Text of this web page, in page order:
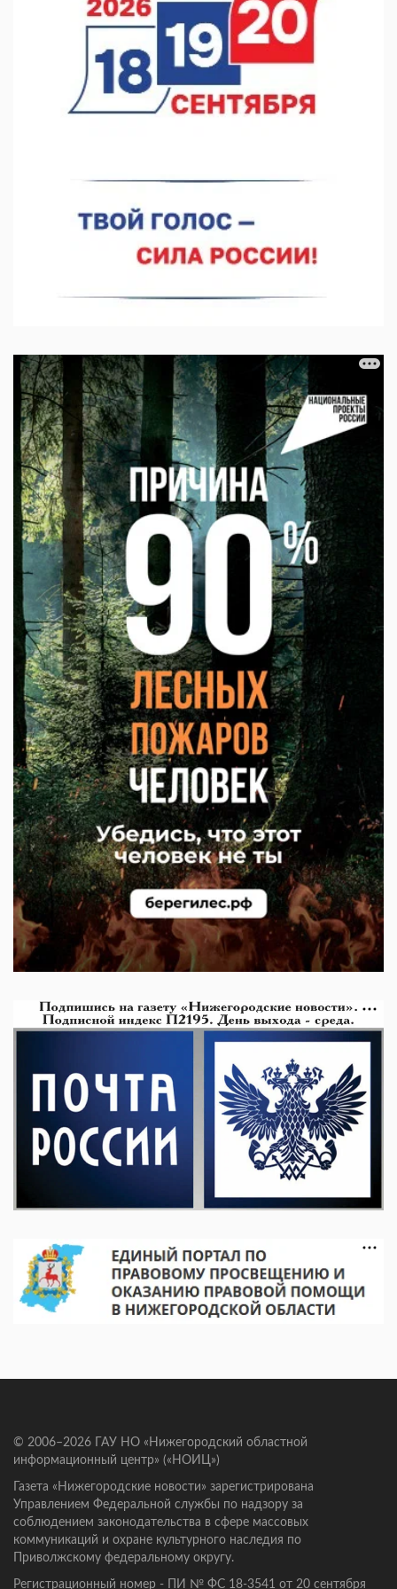
Кратковременные перерывы вещания телерадиопрограмм
ожидаются в Нижнем Новгороде до 16 августа в связи с
покраской телебашни
07.08.2026 11:20
© 2006–2026 ГАУ НО «Нижегородский областной
информационный центр» («НОИЦ»)
Газета «Нижегородские новости» зарегистрирована
Управлением Федеральной службы по надзору за
соблюдением законодательства в сфере массовых
коммуникаций и охране культурного наследия по
Приволжскому федеральному округу.
Регистрационный номер - ПИ № ФС 18-3541 от 20 сентября